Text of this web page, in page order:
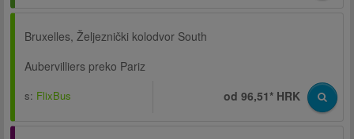
Bruxelles, Željeznički kolodvor South
Aubervilliers preko Pariz
s: FlixBus od 96,51* HRK